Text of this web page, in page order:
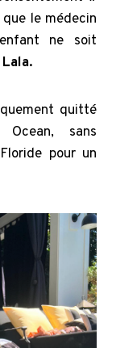
le médecin
ne soit
Lala.
quitté
sans
pour un